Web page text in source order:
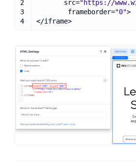
2
src="https://
3
frameborder="0"
4
</iframe>